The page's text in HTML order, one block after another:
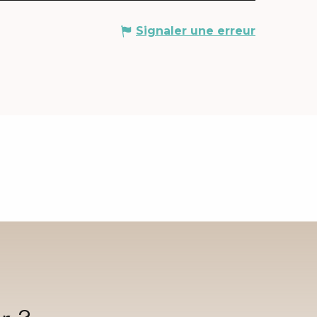
Signaler une erreur